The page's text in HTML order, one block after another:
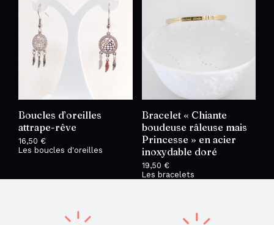
Boucles d’oreilles
attrape-rêve
16,50 €
Les boucles d'oreilles
Bracelet « Chiante
boudeuse râleuse mais
Princesse » en acier
inoxydable doré
19,50 €
Les bracelets